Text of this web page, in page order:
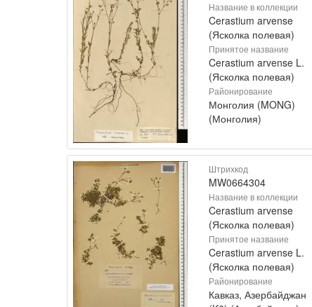
Название в коллекции
Cerastium arvense
(Ясколка полевая)
Принятое название
Cerastium arvense L.
(Ясколка полевая)
Районирование
Монголия (MONG)
(Монголия)
Штрихкод
MW0664304
Название в коллекции
Cerastium arvense
(Ясколка полевая)
Принятое название
Cerastium arvense L.
(Ясколка полевая)
Районирование
Кавказ, Азербайджан